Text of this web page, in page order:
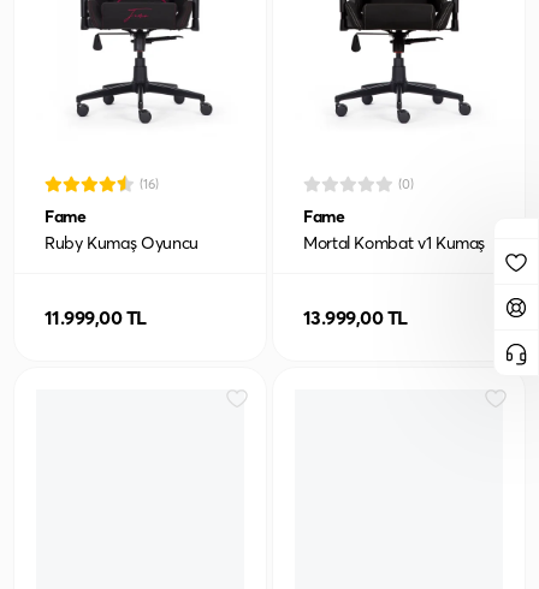
(16)
Fame
Ruby Kumaş Oyuncu
11.999,00 TL
(0)
Fame
Mortal Kombat v1 Kumaş
13.999,00 TL